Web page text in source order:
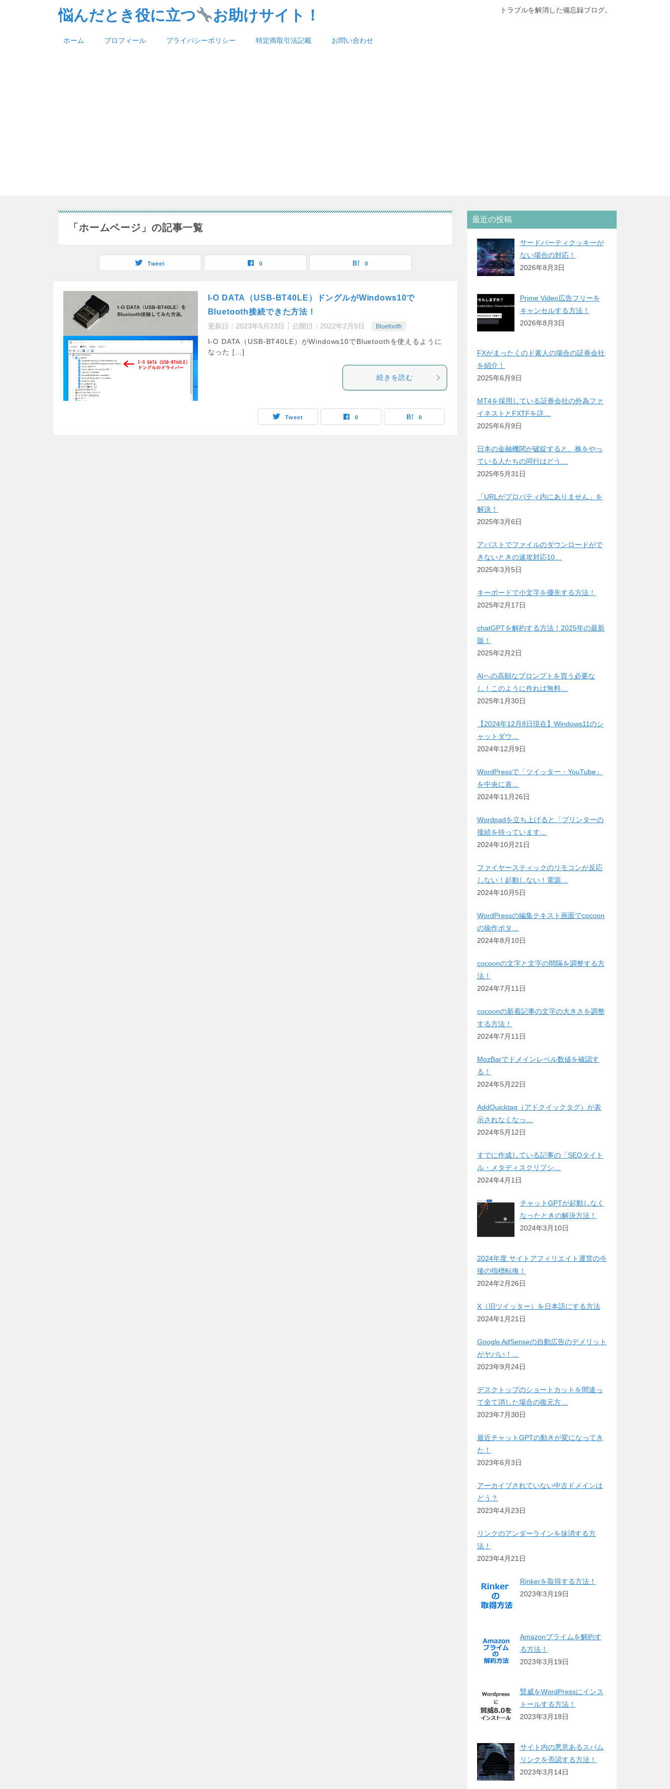
悩んだとき役に立つ お助けサイト！ トラブルを解消した備忘録ブログ。
ホーム プロフィール プライバシーポリシー 特定商取引法記載 お問い合わせ
「ホームページ」の記事一覧
Tweet 0 0
I-O DATA（USB-BT40LE）ドングルがWindows10で
Bluetooth接続できた方法！
更新日： 2023年5月23日 公開日： 2022年2月5日 Bluetooth
I-O DATA（USB-BT40LE）がWindows10でBluetoothを使えるように
なった […]
続きを読む
Tweet 0 0
最近の投稿
サードパーティクッキーが
ない場合の対応！
2026年8月3日
Prime Video広告フリーを
キャンセルする方法！
2026年8月3日
FXがまったくのド素人の場合の証券会社
を紹介！
2025年6月9日
MT4を採用している証券会社の外為ファ
イネストとFXTFを詳…
2025年6月9日
日本の金融機関が破綻すると、株をやっ
ている人たちの同行はどう…
2025年5月31日
「URLがプロパティ内にありません」を
解決！
2025年3月6日
アバストでファイルのダウンロードがで
きないときの速攻対応10…
2025年3月5日
キーボードで小文字を優先する方法！
2025年2月17日
chatGPTを解約する方法！2025年の最新
版！
2025年2月2日
AIへの高額なプロンプトを買う必要な
し！このように作れば無料…
2025年1月30日
【2024年12月8日現在】Windows11のシ
ャットダウ…
2024年12月9日
WordPressで「ツイッター・YouTube」
を中央に表…
2024年11月26日
Wordpadを立ち上げると「プリンターの
接続を待っています…
2024年10月21日
ファイヤースティックのリモコンが反応
しない！起動しない！電源…
2024年10月5日
WordPressの編集テキスト画面でcocoon
の操作ボタ…
2024年8月10日
cocoonの文字と文字の間隔を調整する方
法！
2024年7月11日
cocoonの新着記事の文字の大きさを調整
する方法！
2024年7月11日
MozBarでドメインレベル数値を確認す
る！
2024年5月22日
AddQuicktag（アドクイックタグ）が表
示されなくなっ…
2024年5月12日
すでに作成している記事の「SEOタイト
ル・メタディスクリプシ…
2024年4月1日
チャットGPTが起動しなく
なったときの解決方法！
2024年3月10日
2024年度 サイトアフィリエイト運営の今
後の指標転換！
2024年2月26日
X（旧ツイッター）を日本語にする方法
2024年1月21日
Google AdSenseの自動広告のデメリット
がヤバい！…
2023年9月24日
デスクトップのショートカットを間違っ
て全て消した場合の復元方…
2023年7月30日
最近チャットGPTの動きが変になってき
た！
2023年6月3日
アーカイブされていない中古ドメインは
どう？
2023年4月23日
リンクのアンダーラインを抹消する方
法！
2023年4月21日
Rinkerを取得する方法！
2023年3月19日
Amazonプライムを解約す
る方法！
2023年3月19日
賢威をWordPressにインス
トールする方法！
2023年3月18日
サイト内の悪意あるスパム
リンクを否認する方法！
2023年3月14日